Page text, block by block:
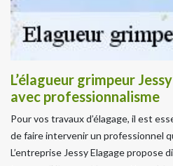
L’élagueur grimpeur
avec professionnalisme
Pour vos travaux d’élagage, il est
de faire intervenir un professionnel
L’entreprise Jessy Elagage propose